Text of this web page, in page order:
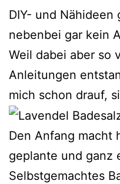
DIY- und
nebenbei gar kein
Weil dabei aber so
Anleitungen
mich schon drauf,
Den Anfang macht
geplante und ganz
Selbstgemachtes